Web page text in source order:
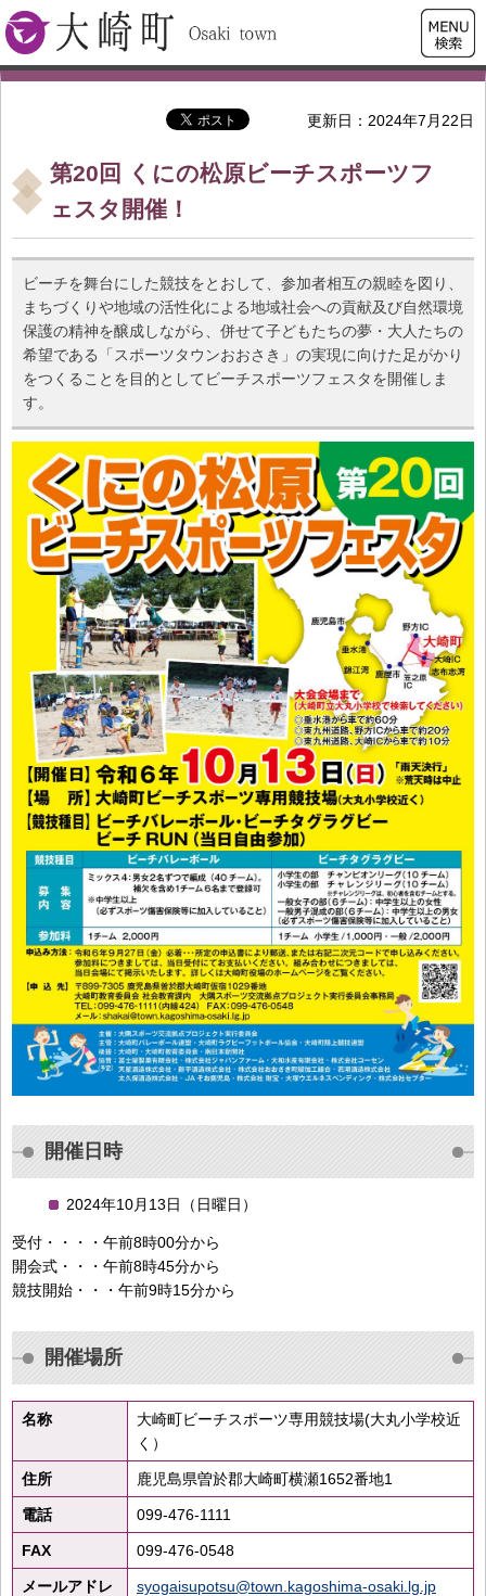
大崎町
検索・
共通メ
ニュー
更新日：2024年7月22日
第20回 くにの松原ビーチスポーツフ
ェスタ開催！
ビーチを舞台にした競技をとおして、参加者相互の親睦を図り、
まちづくりや地域の活性化による地域社会への貢献及び自然環境
保護の精神を醸成しながら、併せて子どもたちの夢・大人たちの
希望である「スポーツタウンおおさき」の実現に向けた足がかり
をつくることを目的としてビーチスポーツフェスタを開催しま
す。
開催日時
2024年10月13日（日曜日）
受付・・・・午前8時00分から
開会式・・・午前8時45分から
競技開始・・・午前9時15分から
開催場所
名称
大崎町ビーチスポーツ専用競技場(大丸小学校近
く）
住所 鹿児島県曽於郡大崎町横瀬1652番地1
電話 099-476-1111
FAX 099-476-0548
メールアドレ
syogaisupotsu@town.kagoshima-osaki.lg.jp